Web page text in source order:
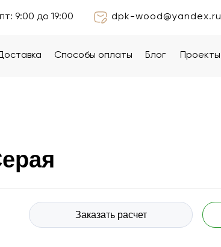
Проекты
Блог
Способы оплаты
dpk-wood@yandex.ru
9:00 до 19:00
Проекты
Блог
Способы оплаты
dpk-wood@yandex.ru
9:00 до 19:00
Заказать расчет